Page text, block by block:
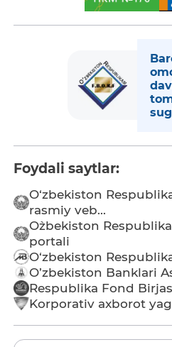
Foydali saytlar:
O‘zbekiston
rasmiy veb...
O`zbekiston
portali
O‘zbekiston
O’zbekiston Banklari
Respublika Fond
Korporativ axborot